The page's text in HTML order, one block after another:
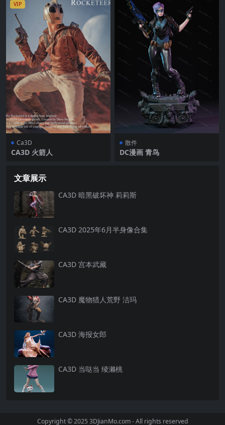
VIP
Ca3D
CA3D 火箭人
散件
DC漫画 青鸟
文章展示
CA3D 暗黑破坏神 莉莉斯
CA3D 2025年6月半身像合集
CA3D 宫本武藏
CA3D 魔物猎人荒野 洁玛
CA3D 海报女郎
CA3D 当哒当 绫濑桃
Copyright © 2025 3DJianMo.com - All rights reserved